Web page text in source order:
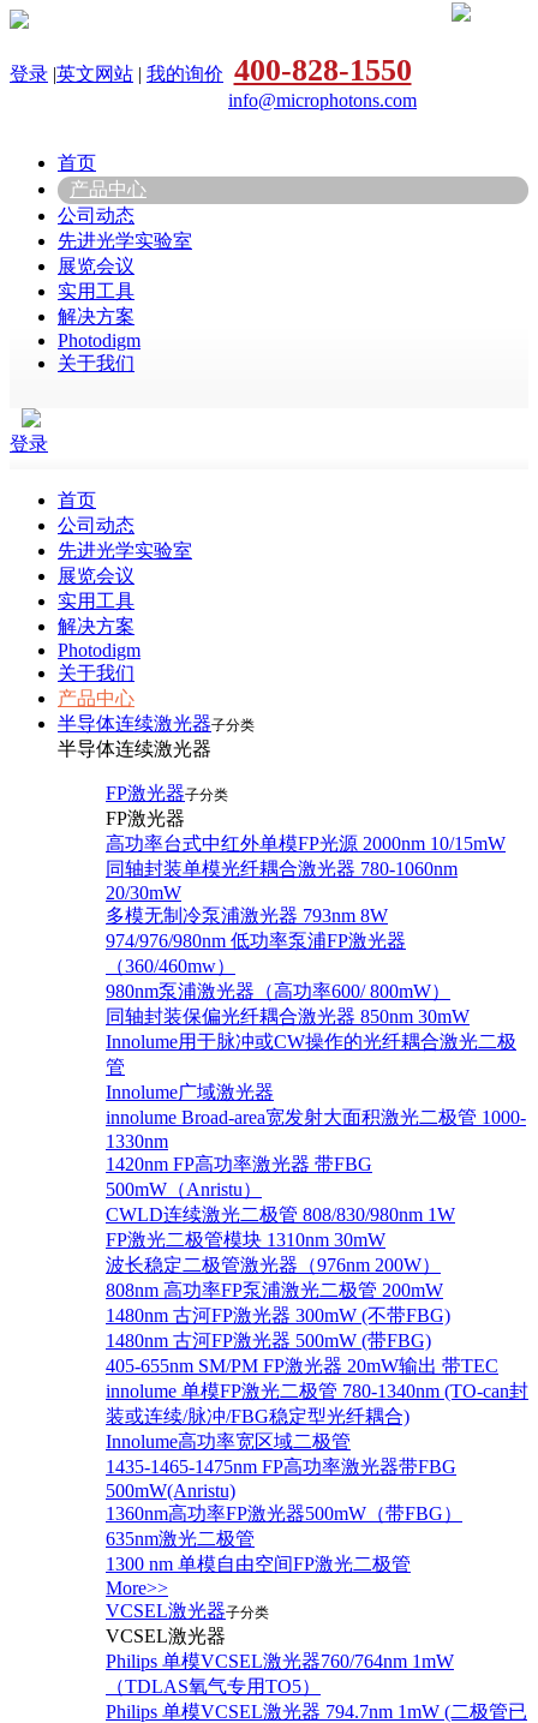
登录 |英文网站 | 我的询价 400-828-1550
info@microphotons.com
首页
产品中心
公司动态
先进光学实验室
展览会议
实用工具
解决方案
Photodigm
关于我们
登录
首页
公司动态
先进光学实验室
展览会议
实用工具
解决方案
Photodigm
关于我们
产品中心
半导体连续激光器子分类
半导体连续激光器
FP激光器子分类
FP激光器
高功率台式中红外单模FP光源 2000nm 10/15mW
同轴封装单模光纤耦合激光器 780-1060nm
20/30mW
多模无制冷泵浦激光器 793nm 8W
974/976/980nm 低功率泵浦FP激光器
（360/460mw）
980nm泵浦激光器（高功率600/ 800mW）
同轴封装保偏光纤耦合激光器 850nm 30mW
Innolume用于脉冲或CW操作的光纤耦合激光二极
管
Innolume广域激光器
innolume Broad-area宽发射大面积激光二极管 1000-
1330nm
1420nm FP高功率激光器 带FBG
500mW（Anristu）
CWLD连续激光二极管 808/830/980nm 1W
FP激光二极管模块 1310nm 30mW
波长稳定二极管激光器（976nm 200W）
808nm 高功率FP泵浦激光二极管 200mW
1480nm 古河FP激光器 300mW (不带FBG)
1480nm 古河FP激光器 500mW (带FBG)
405-655nm SM/PM FP激光器 20mW输出 带TEC
innolume 单模FP激光二极管 780-1340nm (TO-can封
装或连续/脉冲/FBG稳定型光纤耦合)
Innolume高功率宽区域二极管
1435-1465-1475nm FP高功率激光器带FBG
500mW(Anristu)
1360nm高功率FP激光器500mW（带FBG）
635nm激光二极管
1300 nm 单模自由空间FP激光二极管
More>>
VCSEL激光器子分类
VCSEL激光器
Philips 单模VCSEL激光器760/764nm 1mW
（TDLAS氧气专用TO5）
Philips 单模VCSEL激光器 794.7nm 1mW (二极管已